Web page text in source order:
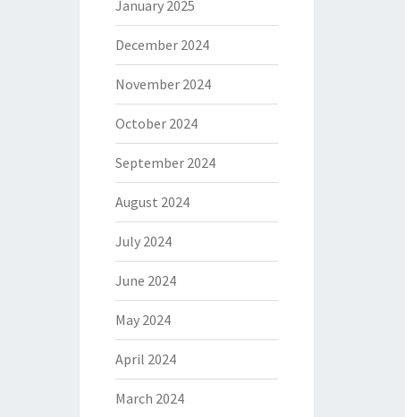
January 2025
December 2024
November 2024
October 2024
September 2024
August 2024
July 2024
June 2024
May 2024
April 2024
March 2024